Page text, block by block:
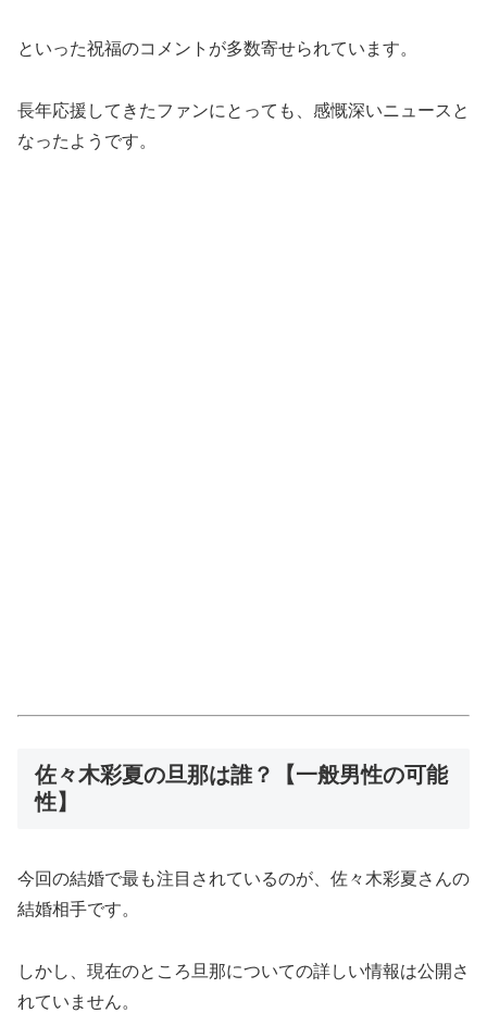
といった祝福のコメントが多数寄せられています。
長年応援してきたファンにとっても、感慨深いニュースと
なったようです。
佐々木彩夏の旦那は誰？【一般男性の可能
性】
今回の結婚で最も注目されているのが、佐々木彩夏さんの
結婚相手です。
しかし、現在のところ旦那についての詳しい情報は公開さ
れていません。